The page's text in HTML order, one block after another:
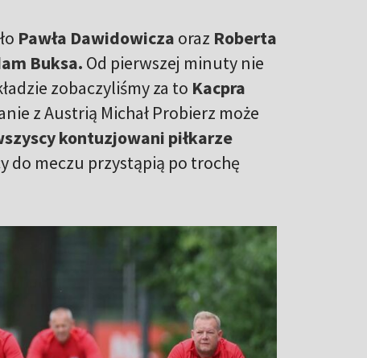
Pawła Dawidowicza oraz Roberta
Buksa. Od pierwszej minuty nie
zobaczyliśmy za to Kacpra
z Austrią Michał Probierz może
kontuzjowani piłkarze
do meczu przystąpią po trochę